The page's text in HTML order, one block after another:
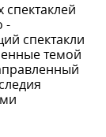
-
спектакли
темой